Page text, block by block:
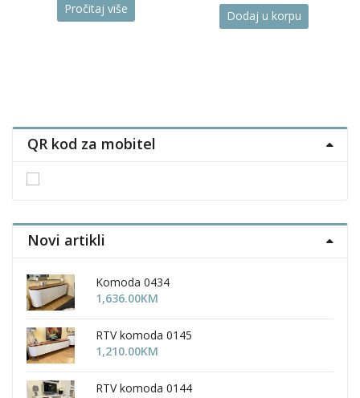
Pročitaj više
Dodaj u korpu
QR kod za mobitel
Novi artikli
Komoda 0434
1,636.00KM
RTV komoda 0145
1,210.00KM
RTV komoda 0144